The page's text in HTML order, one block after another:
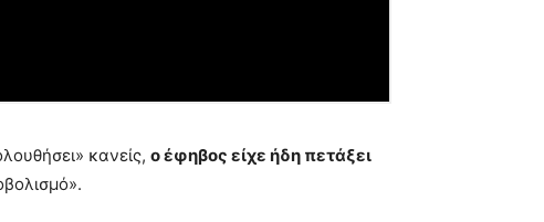
κανείς, ο έφηβος είχε ήδη πετάξει